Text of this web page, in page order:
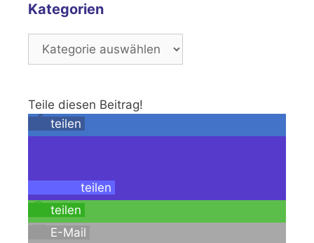
Kategorien
Kategorien
Teile diesen Beitrag!
teilen
teilen
teilen
E-Mail